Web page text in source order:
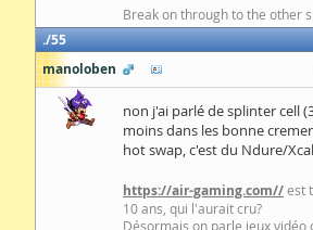
Break on through to the other
55
manoloben
non j'ai parlé de splinter cell
moins dans les bonne
hot swap, c'est du Ndure/
https://air-gaming.com//est
10 ans, qui l'aurait cru?
Désormais on parle jeux vidéo